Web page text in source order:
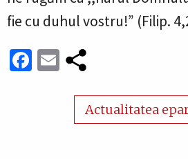
fie cu duhul vostru!” (Filip.
Facebook
Email
Actualitatea